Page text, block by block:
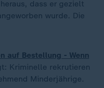
dass er gezielt
wurde. Die
auf Bestellung - Wenn
Kriminelle rekrutieren
Minderjährige.